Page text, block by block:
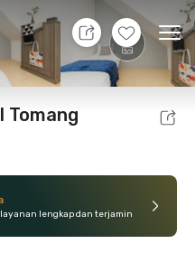
+9
Lokasi Kamar
Tomang
lengkap dan terjamin